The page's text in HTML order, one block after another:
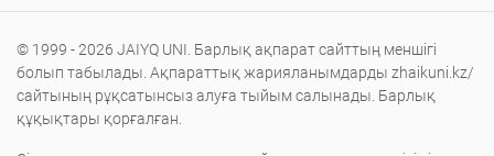
© 1999 - 2026 JAIYQ UNI. Барлық ақпарат сайттың меншігі
болып табылады. Ақпараттық жарияланымдарды zhaikuni.kz/
сайтының рұқсатынсыз алуға тыйым салынады. Барлық
құқықтары қорғалған.